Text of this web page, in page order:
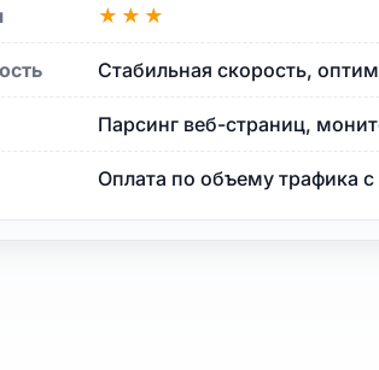
★★★
Стабильная скорость,
Парсинг веб-страниц,
Оплата по объему трафика